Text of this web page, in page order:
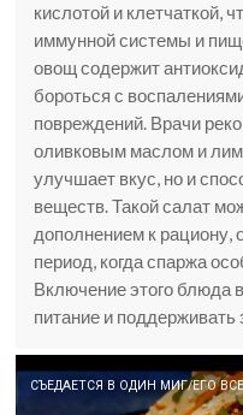
кислотой и клетчаткой,
иммунной системы и
овощ содержит
бороться с
повреждений. Врачи
оливковым маслом и
улучшает вкус, но и
веществ. Такой салат
дополнением к рациону,
период, когда спаржа
Включение этого блюда
питание и